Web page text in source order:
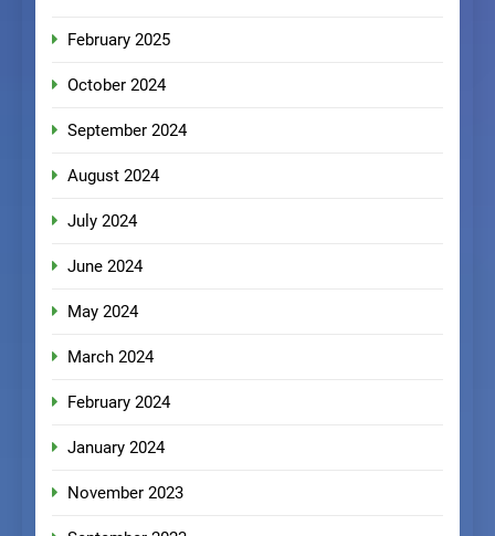
February 2025
October 2024
September 2024
August 2024
July 2024
June 2024
May 2024
March 2024
February 2024
January 2024
November 2023